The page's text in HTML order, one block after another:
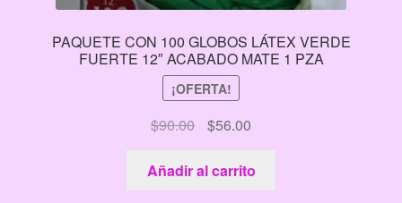
PAQUETE CON 100 GLOBOS LÁTEX VERDE
FUERTE 12″ ACABADO MATE 1 PZA
¡OFERTA!
$90.00
El
precio
original
era:
$56.00El
precio
actual
es:
Añadir al carrito